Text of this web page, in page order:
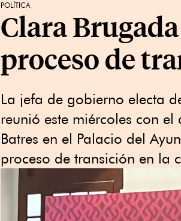
POLÍTICA
Clara
proceso de
La jefa de gobierno electa
reunió este miércoles con
Batres en el Palacio del
proceso de transición en la